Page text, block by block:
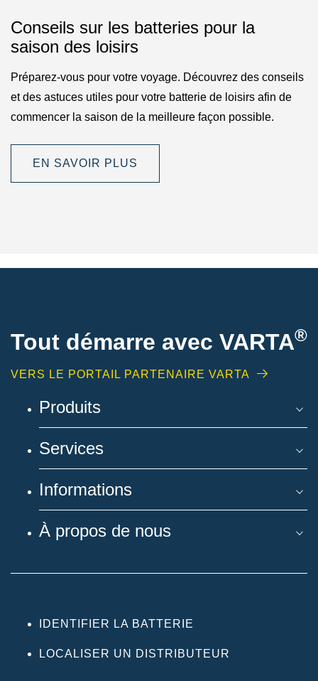
Conseils sur les batteries pour la
saison des loisirs
Préparez-vous pour votre voyage. Découvrez des conseils
et des astuces utiles pour votre batterie de loisirs afin de
commencer la saison de la meilleure façon possible.
EN SAVOIR PLUS
Tout démarre avec VARTA®
VERS LE PORTAIL PARTENAIRE VARTA
Produits
Services
Informations
À propos de nous
IDENTIFIER LA BATTERIE
LOCALISER UN DISTRIBUTEUR